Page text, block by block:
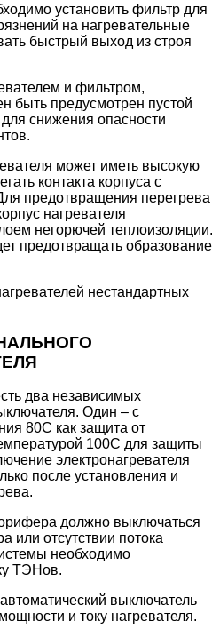
установить фильтр для
на нагревательные
быстрый выход из строя
и фильтром,
быть предусмотрен пустой
снижения опасности
может иметь высокую
контакта корпуса с
предотвращения перегрева
нагревателя
негорючей теплоизоляции.
предотвращать образование
нестандартных
два независимых
Один – с
80С как защита от
100С для защиты
электронагревателя
после установления и
должно выключаться
или отсутствии потока
необходимо
ТЭНов.
выключатель
и току нагревателя.